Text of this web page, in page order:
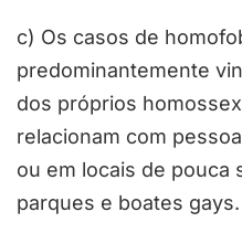
c) Os casos de
predominantemente
dos próprios
relacionam com
ou em locais de pouca
parques e boates gays.